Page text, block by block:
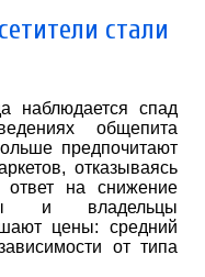
стали
наблюдается спад
общепита
предпочитают
отказываясь
на снижение
и владельцы
цены: средний
от типа